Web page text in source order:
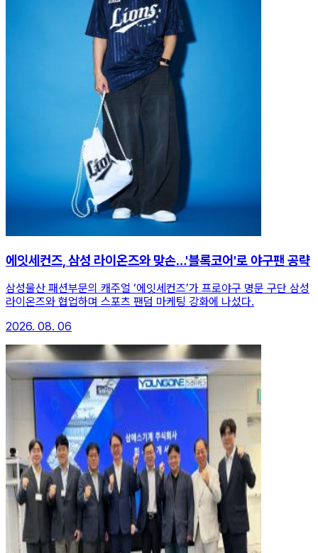
에잇세컨즈, 삼성 라이온즈와 맞손…'블록코어'로 야구팬 공략
삼성물산 패션부문의 캐주얼 ‘에잇세컨즈’가 프로야구 명문 구단 삼성
라이온즈와 협업하며 스포츠 팬덤 마케팅 강화에 나섰다.
2026. 08. 06